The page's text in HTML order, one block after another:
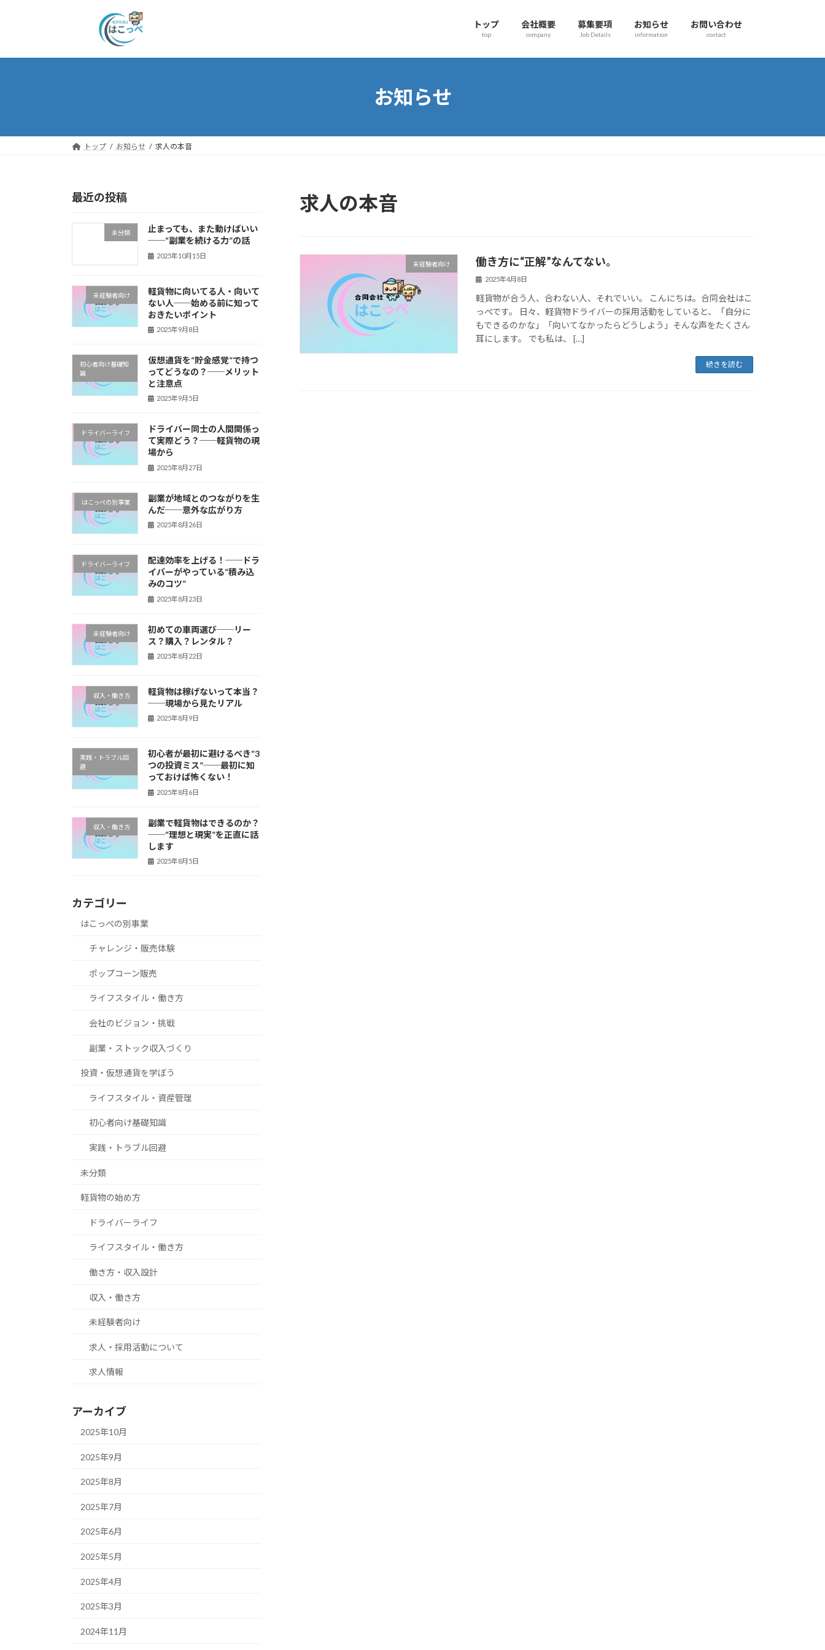
トップ
top
会社概要
company
募集要項
Job Details
お知らせ
information
お問い合わせ
contact
お知らせ
トップ お知らせ 求人の本音
求人の本音
未経験者向け 働き方に“正解”なんてない。
2025年4月8日
軽貨物が合う人、合わない人、それでいい。 こんにちは。合同会社はこ
っぺです。 日々、軽貨物ドライバーの採用活動をしていると、「自分に
もできるのかな」「向いてなかったらどうしよう」そんな声をたくさん
耳にします。 でも私は、 […]
続きを読む
最近の投稿
未分類
止まっても、また動けばいい
──“副業を続ける力”の話
2025年10月15日
未経験者向け
軽貨物に向いてる人・向いて
ない人──始める前に知って
おきたいポイント
2025年9月8日
初心者向け基礎知
識
仮想通貨を“貯金感覚”で持つ
ってどうなの？──メリット
と注意点
2025年9月5日
ドライバーライフ
ドライバー同士の人間関係っ
て実際どう？──軽貨物の現
場から
2025年8月27日
はこっぺの別事業
副業が地域とのつながりを生
んだ──意外な広がり方
2025年8月26日
ドライバーライフ
配達効率を上げる！──ドラ
イバーがやっている“積み込
みのコツ”
2025年8月23日
未経験者向け
初めての車両選び──リー
ス？購入？レンタル？
2025年8月22日
収入・働き方
軽貨物は稼げないって本当？
──現場から見たリアル
2025年8月9日
実践・トラブル回
避
初心者が最初に避けるべき“3
つの投資ミス”──最初に知
っておけば怖くない！
2025年8月6日
収入・働き方
副業で軽貨物はできるのか？
──“理想と現実”を正直に話
します
2025年8月5日
カテゴリー
はこっぺの別事業
チャレンジ・販売体験
ポップコーン販売
ライフスタイル・働き方
会社のビジョン・挑戦
副業・ストック収入づくり
投資・仮想通貨を学ぼう
ライフスタイル・資産管理
初心者向け基礎知識
実践・トラブル回避
未分類
軽貨物の始め方
ドライバーライフ
ライフスタイル・働き方
働き方・収入設計
収入・働き方
未経験者向け
求人・採用活動について
求人情報
アーカイブ
2025年10月
2025年9月
2025年8月
2025年7月
2025年6月
2025年5月
2025年4月
2025年3月
2024年11月